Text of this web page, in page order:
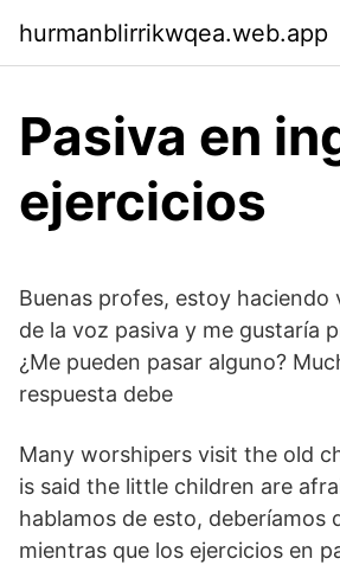
hurmanblirrikwqea.web.app
Pasiva en
ejercicios
Buenas profes, estoy haciendo
de la voz pasiva y me gustaría
¿Me pueden pasar alguno?
respuesta debe
Many worshipers visit the old
is said the little children are
hablamos de esto, deberíamos
mientras que los ejercicios en